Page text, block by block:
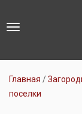
Toggle
Главная
поселки